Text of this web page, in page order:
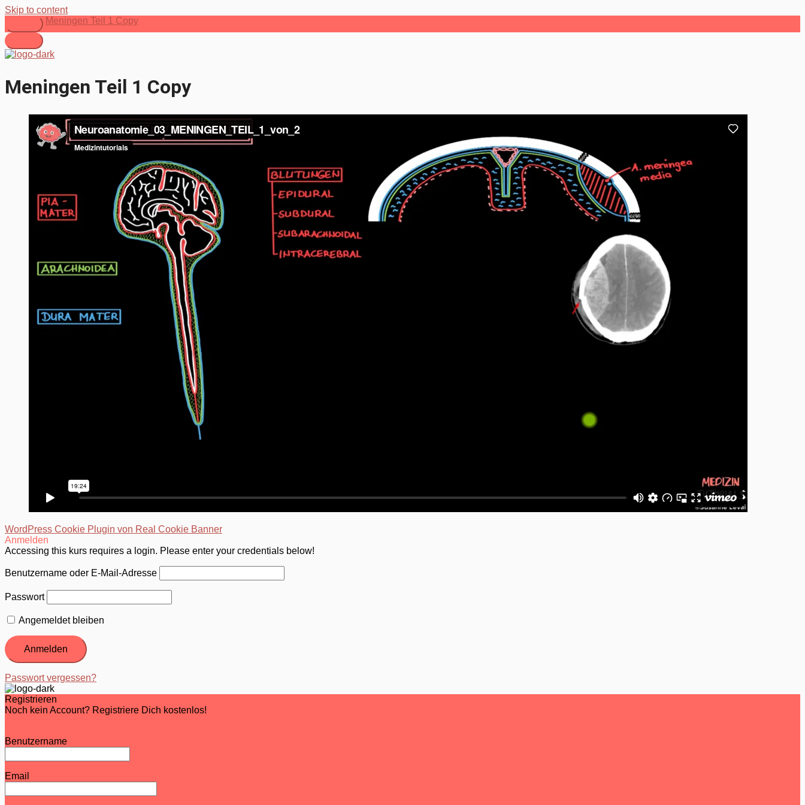
Skip to content
Meningen Teil 1 Copy
Meningen Teil 1 Copy
WordPress Cookie Plugin von Real Cookie Banner
Anmelden
Accessing this kurs requires a login. Please enter your credentials below!
Benutzername oder E-Mail-Adresse
Passwort
Angemeldet bleiben
Passwort vergessen?
Registrieren
Noch kein Account? Registriere Dich kostenlos!
Benutzername
Email